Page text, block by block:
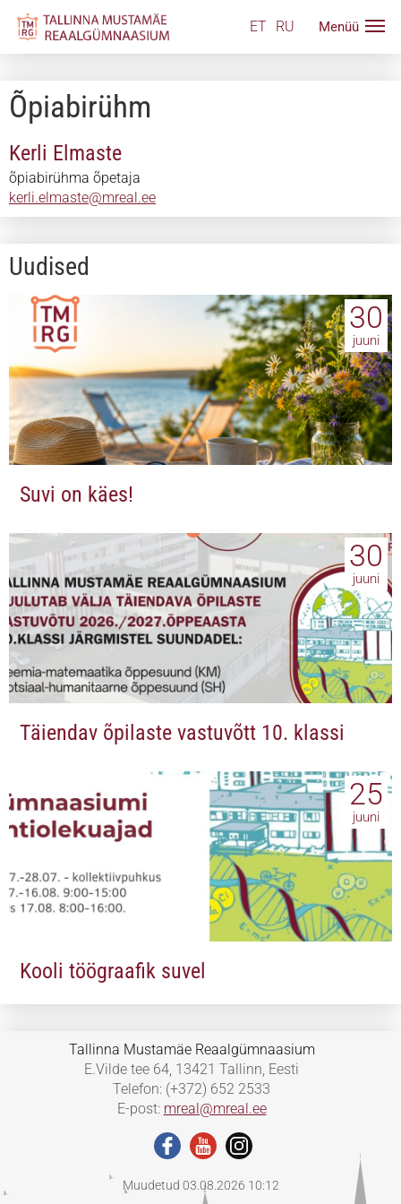
ET RU
Õpiabirühm
Kerli Elmaste
õpiabirühma õpetaja
kerli.elmaste@mreal.ee
Uudised
30
juuni
Suvi on käes!
30
juuni
Täiendav õpilaste vastuvõtt 10. klassi
25
juuni
Kooli töögraafik suvel
Tallinna Mustamäe Reaalgümnaasium
E.Vilde tee 64, 13421 Tallinn, Eesti
Telefon: (+372) 652 2533
E-post: mreal@mreal.ee
Muudetud 03.08.2026 10:12